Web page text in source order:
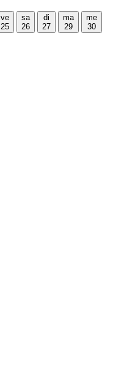
ve
25
sa
26
di
27
ma
29
me
30